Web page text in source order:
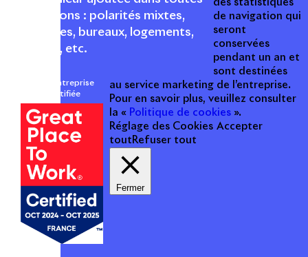
les fonctions : polarités mixtes,
commerces, bureaux, logements,
hôtellerie, etc.
Une entreprise
certifiée
des statistiques
de navigation qui
seront
conservées
pendant un an et
sont destinées
au service marketing de l’entreprise.
Pour en savoir plus, veuillez consulter
la « Politique de cookies ».
Réglage des Cookies Accepter
tout Refuser tout
Fermer